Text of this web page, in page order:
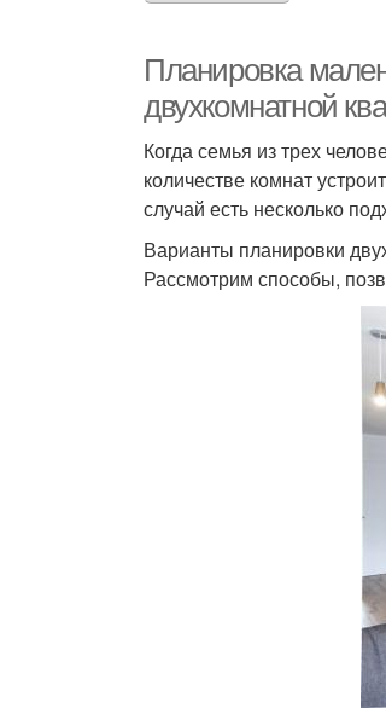
Планировка
двухкомнатной
Когда семья из трех
количестве комнат
случай есть несколько
Варианты планировки
Рассмотрим способы,